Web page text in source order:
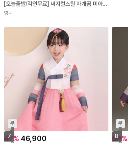
[오늘출발/각인무료] 써지컬스틸 자개곰 미아방지 팔찌.목걸이
띵니
7
무
료
배
송
47% 46,900 8
무
료
배
송
54%